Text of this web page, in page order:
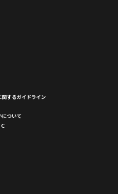
関するガイドライン
について